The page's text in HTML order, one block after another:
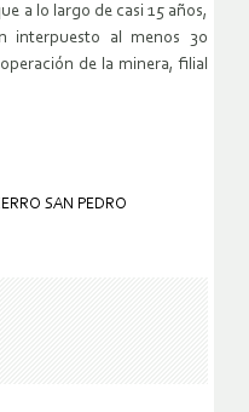
a lo largo de casi 15 años,
interpuesto al menos 30
de la minera, filial
SAN PEDRO